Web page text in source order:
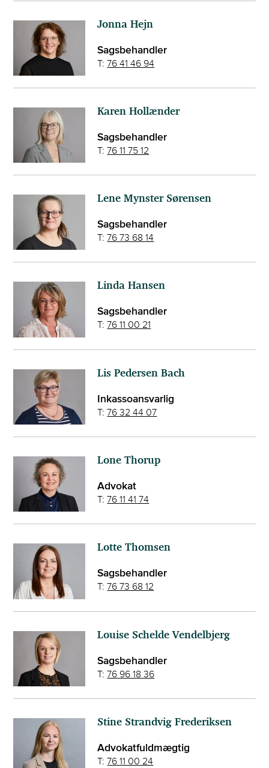
Jonna Hejn
Sagsbehandler
T:76 41 46 94
Karen Hollænder
Sagsbehandler
T:76 11 75 12
Lene Mynster Sørensen
Sagsbehandler
T:76 73 68 14
Linda Hansen
Sagsbehandler
T:76 11 00 21
Lis Pedersen Bach
Inkassoansvarlig
T:76 32 44 07
Lone Thorup
Advokat
T:76 11 41 74
Lotte Thomsen
Sagsbehandler
T:76 73 68 12
Louise Schelde Vendelbjerg
Sagsbehandler
T:76 96 18 36
Stine Strandvig Frederiksen
Advokatfuldmægtig
T:76 11 00 24